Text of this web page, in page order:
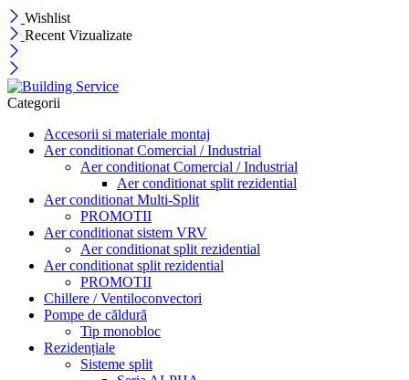
Wishlist
Recent Vizualizate
Categorii
Accesorii si materiale montaj
Aer conditionat Comercial / Industrial
Aer conditionat Comercial / Industrial
Aer conditionat split rezidential
Aer conditionat Multi-Split
PROMOTII
Aer conditionat sistem VRV
Aer conditionat split rezidential
Aer conditionat split rezidential
PROMOTII
Chillere / Ventiloconvectori
Pompe de căldură
Tip monobloc
Rezidențiale
Sisteme split